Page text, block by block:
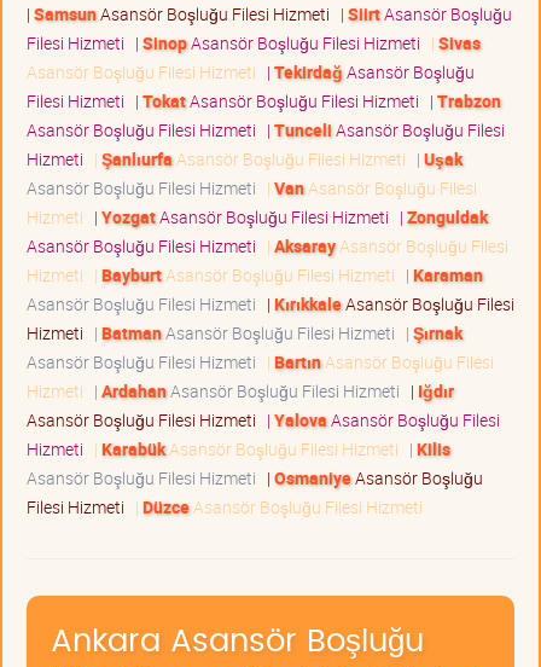
| SamsunAsansör Boşluğu Filesi Hizmeti | SiirtAsansör Boşluğu
Filesi Hizmeti | SinopAsansör Boşluğu Filesi Hizmeti | Sivas
Asansör Boşluğu Filesi Hizmeti | TekirdağAsansör Boşluğu
Filesi Hizmeti | TokatAsansör Boşluğu Filesi Hizmeti | Trabzon
Asansör Boşluğu Filesi Hizmeti | TunceliAsansör Boşluğu Filesi
Hizmeti | Şanlıurfa Asansör Boşluğu Filesi Hizmeti | Uşak
Asansör Boşluğu Filesi Hizmeti | VanAsansör Boşluğu Filesi
Hizmeti | YozgatAsansör Boşluğu Filesi Hizmeti | Zonguldak
Asansör Boşluğu Filesi Hizmeti | AksarayAsansör Boşluğu Filesi
Hizmeti | BayburtAsansör Boşluğu Filesi Hizmeti | Karaman
Asansör Boşluğu Filesi Hizmeti | KırıkkaleAsansör Boşluğu Filesi
Hizmeti | BatmanAsansör Boşluğu Filesi Hizmeti | Şırnak
Asansör Boşluğu Filesi Hizmeti | BartınAsansör Boşluğu Filesi
Hizmeti | ArdahanAsansör Boşluğu Filesi Hizmeti | Iğdır
Asansör Boşluğu Filesi Hizmeti | YalovaAsansör Boşluğu Filesi
Hizmeti | KarabükAsansör Boşluğu Filesi Hizmeti | Kilis
Asansör Boşluğu Filesi Hizmeti | OsmaniyeAsansör Boşluğu
Filesi Hizmeti | DüzceAsansör Boşluğu Filesi Hizmeti
Ankara Asansör Boşluğu